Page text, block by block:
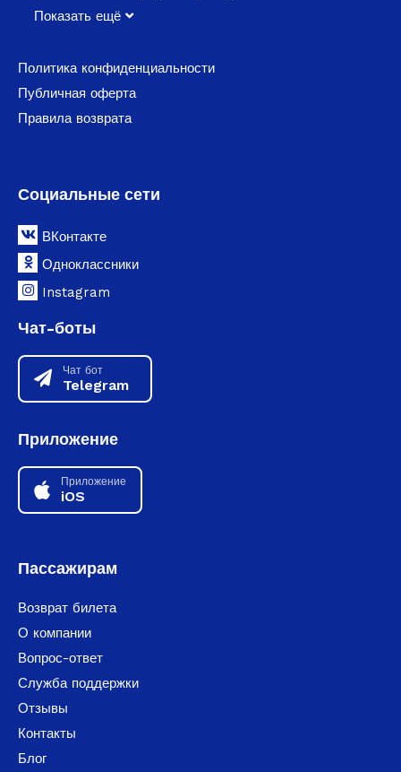
Показать ещё
Политика конфиденциальности
Публичная оферта
Правила возврата
Социальные сети
ВКонтакте
Одноклассники
Instagram
Чат-боты
Чат бот
Telegram
Приложение
Приложение
iOS
Пассажирам
Возврат билета
О компании
Вопрос-ответ
Служба поддержки
Отзывы
Контакты
Блог